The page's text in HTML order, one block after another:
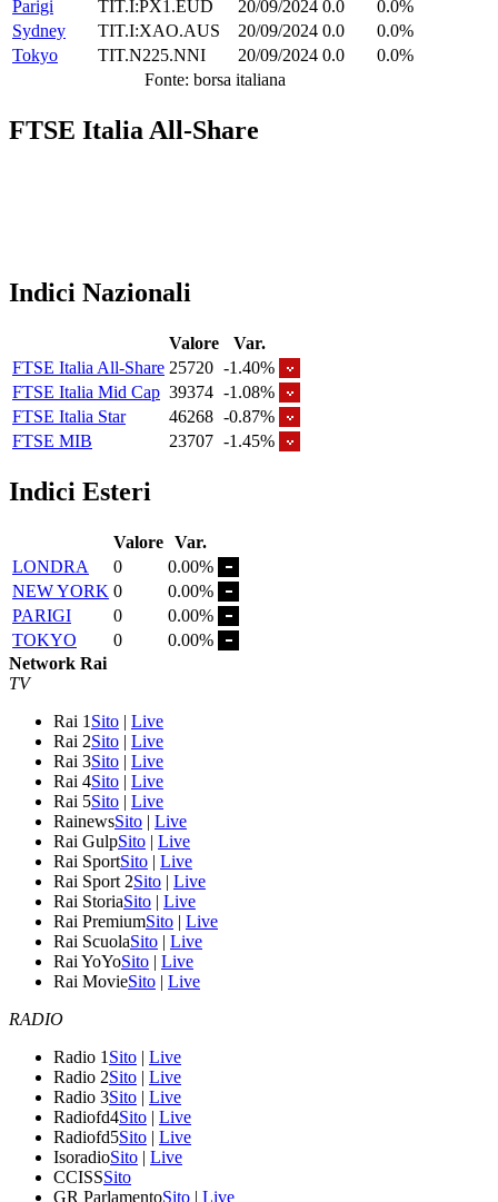
Parigi
TIT.I:PX1.EUD 20/09/2024 0.0
0.0%
Sydney
TIT.I:XAO.AUS 20/09/2024 0.0
0.0%
Tokyo
TIT.N225.NNI 20/09/2024 0.0
0.0%
Fonte: borsa italiana
FTSE Italia All-Share
Indici Nazionali
Valore
Var.
FTSE Italia All-Share 25720 -1.40%
FTSE Italia Mid Cap 39374 -1.08%
FTSE Italia Star
46268 -0.87%
FTSE MIB
23707 -1.45%
Indici Esteri
Valore Var.
LONDRA
0
0.00%
NEW YORK 0
0.00%
PARIGI
0
0.00%
TOKYO
0
0.00%
Network Rai
TV
Rai 1 Sito | Live
Rai 2Sito | Live
Rai 3Sito | Live
Rai 4Sito | Live
Rai 5Sito | Live
RainewsSito | Live
Rai GulpSito | Live
Rai SportSito | Live
Rai Sport 2Sito | Live
Rai StoriaSito | Live
Rai PremiumSito | Live
Rai ScuolaSito | Live
Rai YoYoSito | Live
Rai MovieSito | Live
RADIO
Radio 1 Sito | Live
Radio 2Sito | Live
Radio 3Sito | Live
Radiofd4Sito | Live
Radiofd5Sito | Live
IsoradioSito | Live
CCISSSito
GR ParlamentoSito | Live